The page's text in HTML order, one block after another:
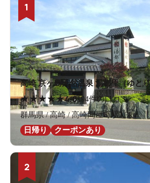
1
高崎 京ヶ島天然温泉 湯都里（ゆと
★★★★★4.0194件の口コミ
群馬県 / 高崎 / 高崎問屋町駅3.3km
日帰り
クーポンあり
2